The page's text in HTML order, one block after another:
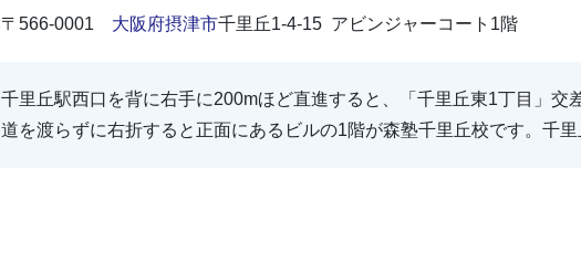
〒566-0001 大阪府摂津市千里丘1-4-15 アビンジャーコート1階
千里丘駅西口を背に右手に200mほど直進すると、「千里丘東1丁目」交
道を渡らずに右折すると正面にあるビルの1階が森塾千里丘校です。千